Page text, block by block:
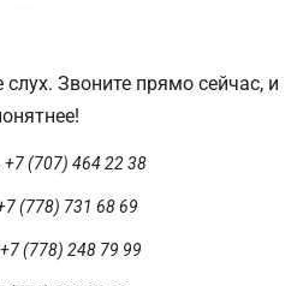
Звоните прямо сейчас, и
(707) 464 22 38
(778) 731 68 69
(778) 248 79 99